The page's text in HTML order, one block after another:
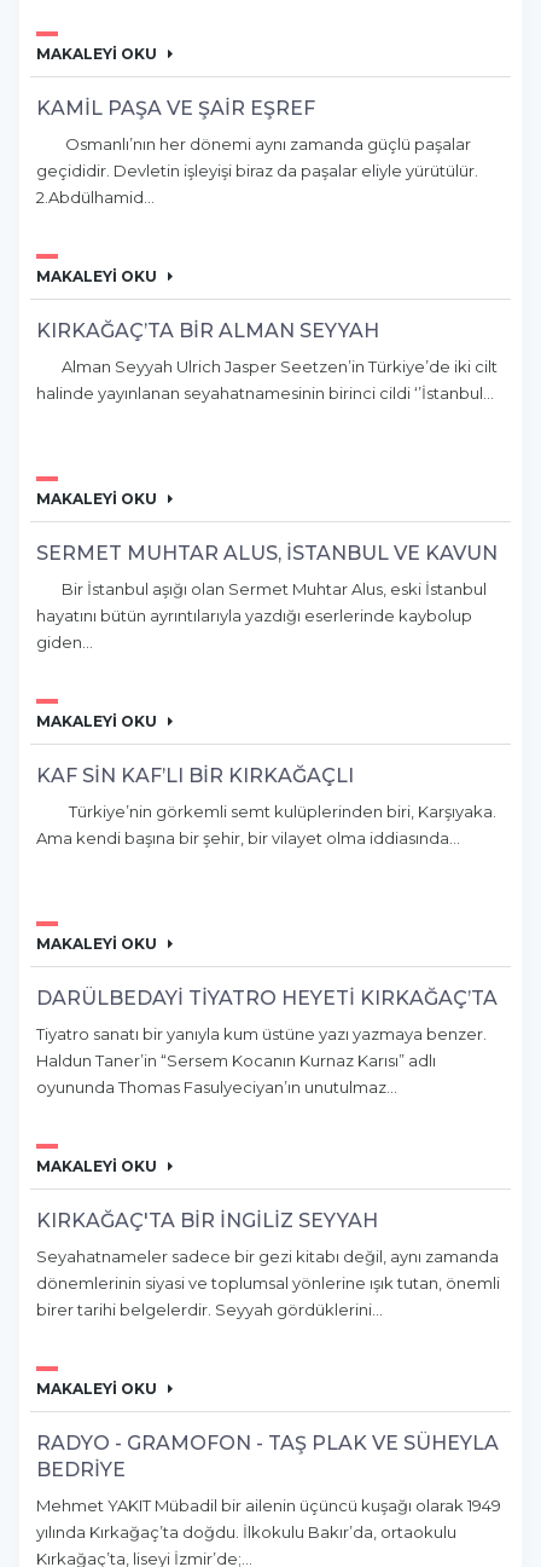
MAKALEYİ OKU
KAMİL PAŞA VE ŞAİR EŞREF
Osmanlı’nın her dönemi aynı zamanda güçlü paşalar
geçididir. Devletin işleyişi biraz da paşalar eliyle yürütülür.
2.Abdülhamid...
MAKALEYİ OKU
KIRKAĞAÇ’TA BİR ALMAN SEYYAH
Alman Seyyah Ulrich Jasper Seetzen’in Türkiye’de iki cilt
halinde yayınlanan seyahatnamesinin birinci cildi ‘’İstanbul...
MAKALEYİ OKU
SERMET MUHTAR ALUS, İSTANBUL VE KAVUN
Bir İstanbul aşığı olan Sermet Muhtar Alus, eski İstanbul
hayatını bütün ayrıntılarıyla yazdığı eserlerinde kaybolup
giden...
MAKALEYİ OKU
KAF SİN KAF’LI BİR KIRKAĞAÇLI
Türkiye’nin görkemli semt kulüplerinden biri, Karşıyaka.
Ama kendi başına bir şehir, bir vilayet olma iddiasında...
MAKALEYİ OKU
DARÜLBEDAYİ TİYATRO HEYETİ KIRKAĞAÇ’TA
Tiyatro sanatı bir yanıyla kum üstüne yazı yazmaya benzer.
Haldun Taner’in “Sersem Kocanın Kurnaz Karısı” adlı
oyununda Thomas Fasulyeciyan’ın unutulmaz...
MAKALEYİ OKU
KIRKAĞAÇ'TA BİR İNGİLİZ SEYYAH
Seyahatnameler sadece bir gezi kitabı değil, aynı zamanda
dönemlerinin siyasi ve toplumsal yönlerine ışık tutan, önemli
birer tarihi belgelerdir. Seyyah gördüklerini...
MAKALEYİ OKU
RADYO - GRAMOFON - TAŞ PLAK VE SÜHEYLA
BEDRİYE
Mehmet YAKIT Mübadil bir ailenin üçüncü kuşağı olarak 1949
yılında Kırkağaç’ta doğdu. İlkokulu Bakır’da, ortaokulu
Kırkağaç’ta, liseyi İzmir’de;...